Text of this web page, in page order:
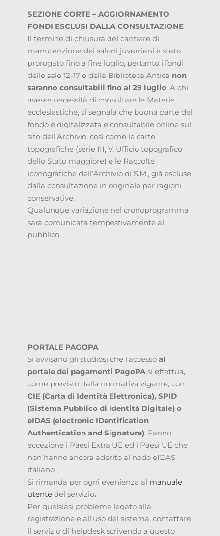
SEZIONE CORTE – AGGIORNAMENTO
FONDI ESCLUSI DALLA CONSULTAZIONE
Il termine di chiusura del cantiere di
manutenzione dei saloni juvarriani è stato
prorogato fino a fine luglio, pertanto i fondi
delle sale 12-17 e della Biblioteca Antica non
saranno consultabili fino al 29 luglio. A chi
avesse necessità di consultare le Materie
ecclesiastiche, si segnala che buona parte del
fondo è digitalizzata e consultabile online sul
sito dell’Archivio, così come le carte
topografiche (serie III, V, Ufficio topografico
dello Stato maggiore) e le Raccolte
iconografiche dell’Archivio di S.M., già escluse
dalla consultazione in originale per ragioni
conservative.
Qualunque variazione nel cronoprogramma
sarà comunicata tempestivamente al
pubblico.
PORTALE PAGOPA
Si avvisano gli studiosi che l’accesso al
portale dei pagamenti PagoPA si effettua,
come previsto dalla normativa vigente, con
CIE (Carta di Identità Elettronica), SPID
(Sistema Pubblico di Identità Digitale) o
eIDAS (electronic IDentification
Authentication and Signature). Fanno
eccezione i Paesi Extra UE ed i Paesi UE che
non hanno ancora aderito al nodo eIDAS
italiano.
Si rimanda per ogni evenienza al manuale
utente del servizio.
Per qualsiasi problema legato alla
registrazione e all’uso del sistema, contattare
il servizio di helpdesk scrivendo a questo